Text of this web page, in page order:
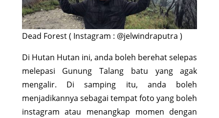
Dead Forest ( Instagram : @jelwindraputra )
Di Hutan Hutan ini, anda boleh berehat selepas
melepasi Gunung Talang batu yang agak
mengalir. Di samping itu, anda boleh
menjadikannya sebagai tempat foto yang boleh
instagram atau menangkap momen dengan